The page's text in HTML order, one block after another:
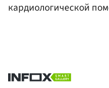
кардиологической